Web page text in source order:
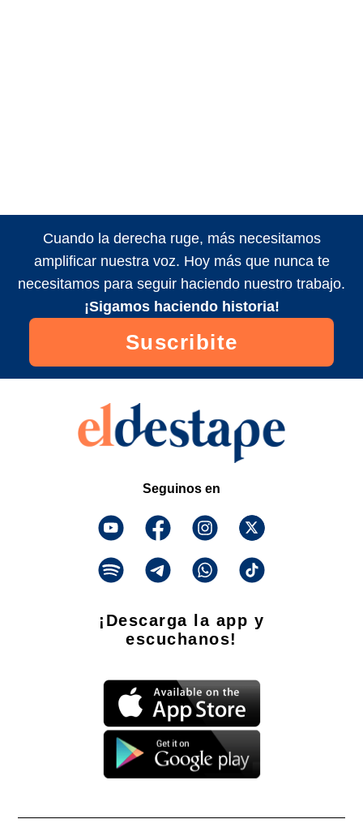
Cuando la derecha ruge, más necesitamos
amplificar nuestra voz. Hoy más que nunca te
necesitamos para seguir haciendo nuestro trabajo.
¡Sigamos haciendo historia!
Suscribite
Seguinos en
¡Descarga la app y
escuchanos!